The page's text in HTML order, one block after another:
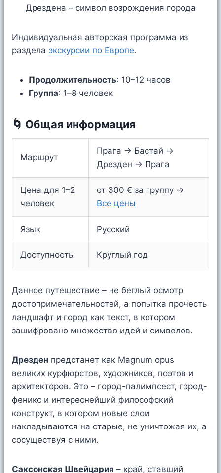
Индивидуальная авторская программа из
раздела экскурсии по Европе.
Продолжительность: 10–12 часов
Группа: 1–8 человек
🌀 Общая информация
Маршрут
Прага → Бастай →
Дрезден → Прага
Цена для 1–2
человек
от 300 € за группу →
Все цены
Язык Русский
Доступность Круглый год
Данное путешествие – не беглый осмотр
достопримечательностей, а попытка прочесть
ландшафт и город как текст, в котором
зашифровано множество идей и символов.
Дрезден предстанет как Magnum opus
великих курфюрстов, художников, поэтов и
архитекторов. Это – город-палимпсест, город-
феникс и интереснейший философский
конструкт, в котором новые слои
накладываются на старые, не уничтожая их, а
сосуществуя с ними.
Саксонская Швейцария – край, ставший